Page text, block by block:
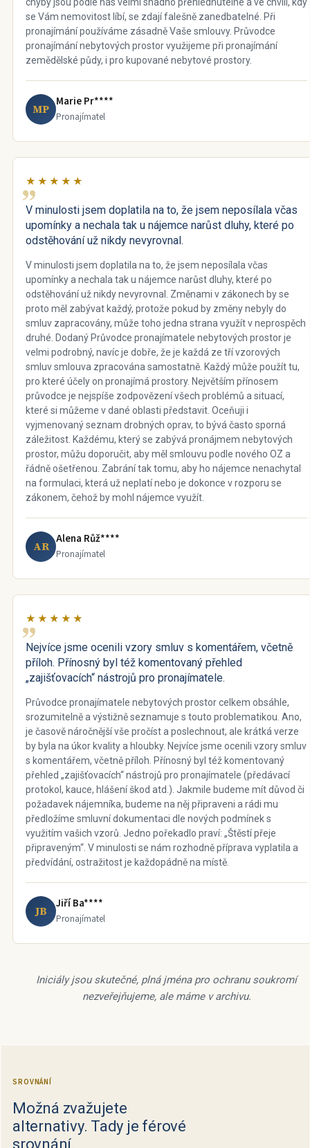
se Vám nemovitost líbí, se zdají falešně zanedbatelné. Při
pronajímání používáme zásadně Vaše smlouvy. Průvodce
pronajímání nebytových prostor využijeme při pronajímání
zemědělské půdy, i pro kupované nebytové prostory.
MP Marie Pr****
Pronajímatel
★★★★★
V minulosti jsem doplatila na to, že jsem neposílala včas
upomínky a nechala tak u nájemce narůst dluhy, které po
odstěhování už nikdy nevyrovnal.
V minulosti jsem doplatila na to, že jsem neposílala včas
upomínky a nechala tak u nájemce narůst dluhy, které po
odstěhování už nikdy nevyrovnal. Změnami v zákonech by se
proto měl zabývat každý, protože pokud by změny nebyly do
smluv zapracovány, může toho jedna strana využít v neprospěch
druhé. Dodaný Průvodce pronajímatele nebytových prostor je
velmi podrobný, navíc je dobře, že je každá ze tří vzorových
smluv smlouva zpracována samostatně. Každý může použít tu,
pro které účely on pronajímá prostory. Největším přínosem
průvodce je nejspíše zodpovězení všech problémů a situací,
které si můžeme v dané oblasti představit. Oceňuji i
vyjmenovaný seznam drobných oprav, to bývá často sporná
záležitost. Každému, který se zabývá pronájmem nebytových
prostor, můžu doporučit, aby měl smlouvu podle nového OZ a
řádně ošetřenou. Zabrání tak tomu, aby ho nájemce nenachytal
na formulaci, která už neplatí nebo je dokonce v rozporu se
zákonem, čehož by mohl nájemce využít.
AR Alena Růž****
Pronajímatel
★★★★★
Nejvíce jsme ocenili vzory smluv s komentářem, včetně
příloh. Přínosný byl též komentovaný přehled
„zajišťovacích“ nástrojů pro pronajímatele.
Průvodce pronajímatele nebytových prostor celkem obsáhle,
srozumitelně a výstižně seznamuje s touto problematikou. Ano,
je časově náročnější vše pročíst a poslechnout, ale krátká verze
by byla na úkor kvality a hloubky. Nejvíce jsme ocenili vzory smluv
s komentářem, včetně příloh. Přínosný byl též komentovaný
přehled „zajišťovacích“ nástrojů pro pronajímatele (předávací
protokol, kauce, hlášení škod atd.). Jakmile budeme mít důvod či
požadavek nájemníka, budeme na něj připraveni a rádi mu
předložíme smluvní dokumentaci dle nových podmínek s
využitím vašich vzorů. Jedno pořekadlo praví: „Štěstí přeje
připraveným“. V minulosti se nám rozhodně příprava vyplatila a
předvídání, ostražitost je každopádně na místě.
JB Jiří Ba****
Pronajímatel
Iniciály jsou skutečné, plná jména pro ochranu soukromí
nezveřejňujeme, ale máme v archivu.
SROVNÁNÍ
Možná zvažujete
alternativy. Tady je férové
srovnání.